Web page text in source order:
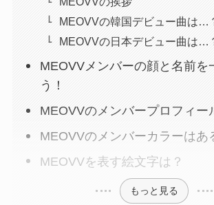
MEOVVの韓国デビュー曲は…
MEOVVの日本デビュー曲は…
MEOVVメンバーの顔と名前を
う！
MEOVVのメンバープロフィー
MEOVVのメンバーカラーはあ
MEOVVを表す絵文字は？
もっと見る